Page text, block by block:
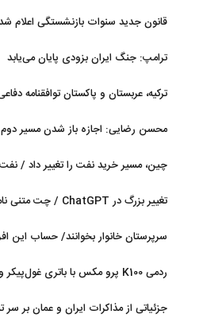
قانون جدید سنوات بازنشستگی اعلام
ترامپ: جنگ ایران بزودی پایان می‌یابد
ترکیه، عربستان و پاکستان توافقنامه
محسن رضایی: اجازه باز شدن مسیر دوم
چین، مسیر خرید نفت را تغییر داد /
تغییر بزرگ در ChatGPT / چت متنی نامحدود و رایگان
سرپرستان خانوار بخوانند/ حساب این افراد ۴ میلیون تومان
ردمی K100 پرو مکس با باتری غول‌پیکر و شارژ بی‌سیم روانه بازار می‌شود
جزئیاتی از مذاکرات ایران و عمان بر